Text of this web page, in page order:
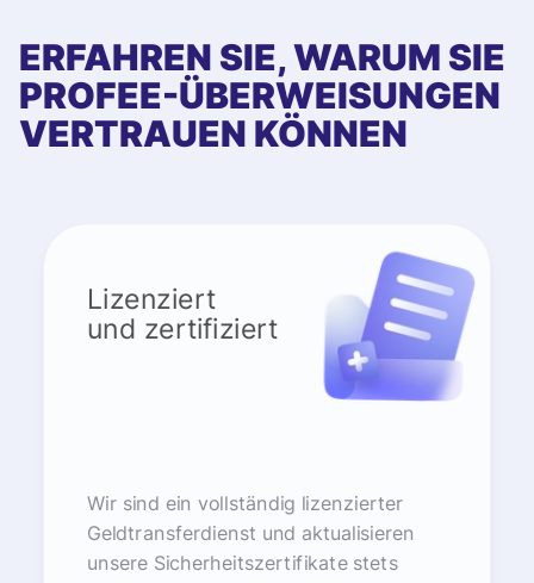
ERFAHREN SIE, WARUM SIE
PROFEE-ÜBERWEISUNGEN
VERTRAUEN KÖNNEN
Lizenziert
und zertifiziert
Wir sind ein vollständig lizenzierter
Geldtransferdienst und aktualisieren
unsere Sicherheitszertifikate stets